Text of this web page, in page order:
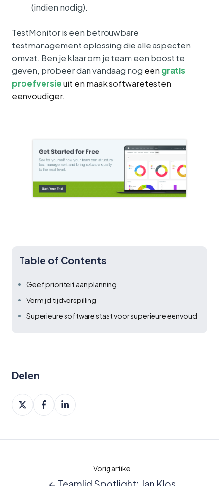
(indien nodig).
TestMonitor is een betrouwbare
testmanagement oplossing die alle aspecten
omvat. Ben je klaar om je team een boost te
geven, probeer dan vandaag nog een gratis
proefversieuit en maak softwaretesten
eenvoudiger.
Table of Contents
Geef prioriteit aan planning
Vermijd tijdverspilling
Superieure software staat voor superieure eenvoud
Delen
Deel
op
Deel
op
Deel
op
Vorig artikel
← Teamlid Spotlight: Jan Klos